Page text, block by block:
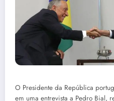
O Presidente da República
em uma entrevista a Pedro Bial,